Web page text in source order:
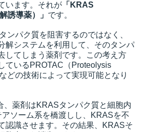
います。それが 「KRAS
誘導薬）」 です。
ンパク質を阻害するのではなく、
解システムを利用して、そのタンパ
してしまう薬剤です。この考え方
ているPROTAC（Proteolysis
どの技術によって実現可能となり
、薬剤はKRASタンパク質と細胞内
ソーム系を橋渡しし、KRASを不
認識させます。その結果、KRASそ